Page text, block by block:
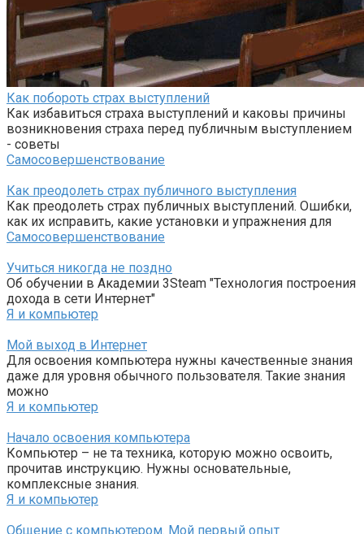
Как побороть страх выступлений
Как избавиться страха выступлений и каковы причины
возникновения страха перед публичным выступлением
- советы
Самосовершенствование
Как преодолеть страх публичного выступления
Как преодолеть страх публичных выступлений. Ошибки,
как их исправить, какие установки и упражнения для
Самосовершенствование
Учиться никогда не поздно
Об обучении в Академии 3Steam "Технология построения
дохода в сети Интернет"
Я и компьютер
Мой выход в Интернет
Для освоения компьютера нужны качественные знания
даже для уровня обычного пользователя. Такие знания
можно
Я и компьютер
Начало освоения компьютера
Компьютер – не та техника, которую можно освоить,
прочитав инструкцию. Нужны основательные,
комплексные знания.
Я и компьютер
Общение с компьютером. Мой первый опыт